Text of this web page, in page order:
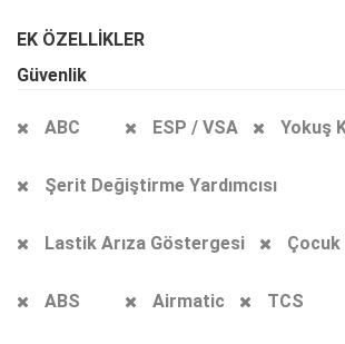
EK ÖZELLİKLER
Güvenlik
ABC ESP / VSA Yokuş
Şerit Değiştirme Yardımcısı
Lastik Arıza Göstergesi Çocuk
ABS Airmatic TCS